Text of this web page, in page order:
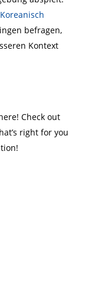
Koreanisch
befragen,
Kontext
Check out
right for you